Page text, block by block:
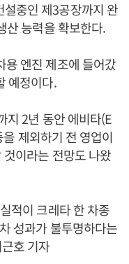
중인 제3공장까지 완
산 능력을 확보한다.
용 엔진 제조에 들어갔
예정이다.
지 2년 동안 에비타(E
제외하기 전 영업이
이라는 전망도 나왔
적이 크레타 한 차종
성과가 불투명하다는
호 기자